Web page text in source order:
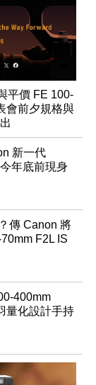
平價 FE 100-
會前夕規格與
新一代
年底前現身
傳 Canon 將
F2L IS
400mm
量化設計手持